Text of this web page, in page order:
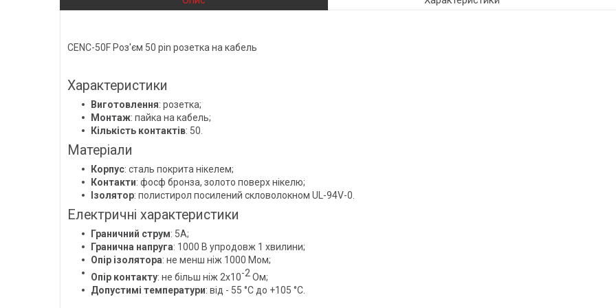
CENC-50F Роз'єм 50 pin розетка на кабель
Характеристики
Виготовлення: розетка;
Монтаж: пайка на кабель;
Кількість контактів: 50.
Матеріали
Корпус: сталь покрита нікелем;
Контакти: фосф бронза, золото поверх нікелю;
Ізолятор: полистирол посилений скловолокном UL-94V-0.
Електричні характеристики
Граничний струм: 5А;
Гранична напруга: 1000 В упродовж 1 хвилини;
Опір ізолятора: не менш ніж 1000 Мом;
Опір контакту: не більш ніж 2x10-2Ом;
Допустимі температури: від - 55 °C до +105 °C.